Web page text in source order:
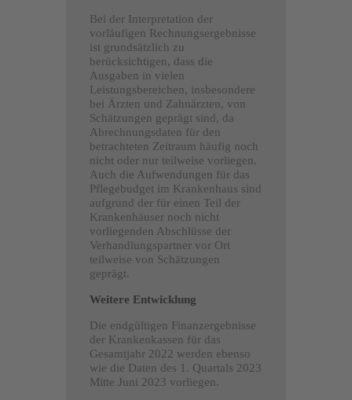
Bei der Interpretation der
vorläufigen Rechnungsergebnisse
ist grundsätzlich zu
berücksichtigen, dass die
Ausgaben in vielen
Leistungsbereichen, insbesondere
bei Ärzten und Zahnärzten, von
Schätzungen geprägt sind, da
Abrechnungsdaten für den
betrachteten Zeitraum häufig noch
nicht oder nur teilweise vorliegen.
Auch die Aufwendungen für das
Pflegebudget im Krankenhaus sind
aufgrund der für einen Teil der
Krankenhäuser noch nicht
vorliegenden Abschlüsse der
Verhandlungspartner vor Ort
teilweise von Schätzungen
geprägt.
Weitere Entwicklung
Die endgültigen Finanzergebnisse
der Krankenkassen für das
Gesamtjahr 2022 werden ebenso
wie die Daten des 1. Quartals 2023
Mitte Juni 2023 vorliegen.